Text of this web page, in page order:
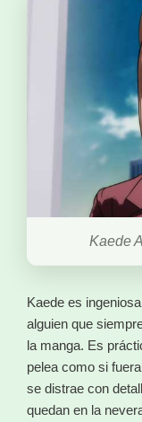
Kaede
Kaede es
alguien que
la manga. Es
pelea como si
se distrae con
quedan en la